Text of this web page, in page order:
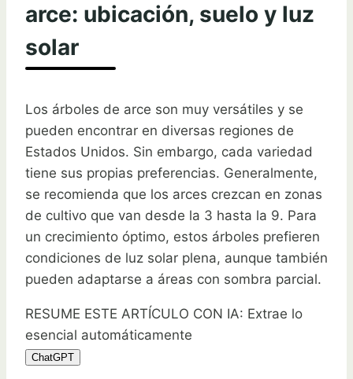
arce: ubicación, suelo y luz
solar
Los árboles de arce son muy versátiles y se
pueden encontrar en diversas regiones de
Estados Unidos. Sin embargo, cada variedad
tiene sus propias preferencias. Generalmente,
se recomienda que los arces crezcan en zonas
de cultivo que van desde la 3 hasta la 9. Para
un crecimiento óptimo, estos árboles prefieren
condiciones de luz solar plena, aunque también
pueden adaptarse a áreas con sombra parcial.
RESUME ESTE ARTÍCULO CON IA: Extrae lo
esencial automáticamente
ChatGPT